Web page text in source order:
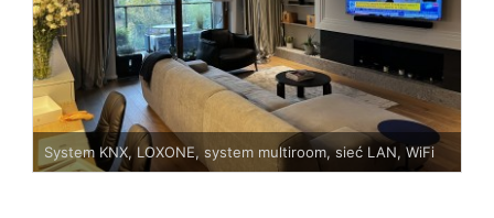
System KNX, LOXONE, system multiroom, sieć LAN, WiFi